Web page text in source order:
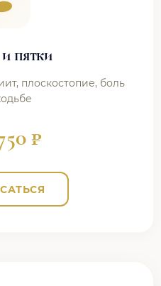
пятки
плоскостопие, боль
₽